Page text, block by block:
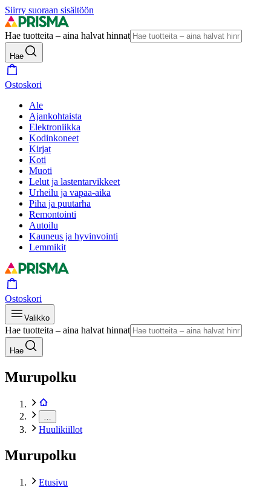
Siirry suoraan sisältöön
Hae tuotteita – aina halvat hinnat
Hae
Ostoskori
Ale
Ajankohtaista
Elektroniikka
Kodinkoneet
Kirjat
Koti
Muoti
Lelut ja lastentarvikkeet
Urheilu ja vapaa-aika
Piha ja puutarha
Remontointi
Autoilu
Kauneus ja hyvinvointi
Lemmikit
Ostoskori
Valikko
Hae tuotteita – aina halvat hinnat
Hae
Murupolku
Huulikiillot
Murupolku
Etusivu